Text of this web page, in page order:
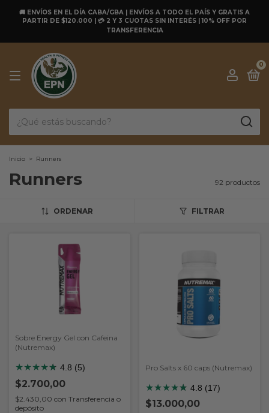
🚚 ENVÍOS EN EL DÍA CABA/GBA | ENVÍOS A TODO EL PAÍS Y GRATIS A
PARTIR DE $120.000 | 💳 2 Y 3 CUOTAS SIN INTERÉS | 10% OFF POR
TRANSFERENCIA
0
Inicio > Runners
Runners 92 productos
ORDENAR FILTRAR
Sobre Energy Gel con Cafeina
(Nutremax)
★★★★★
★ 4.8 (5)
$2.700,00
$2.430,00 con Transferencia o
depósito
Pro Salts x 60 caps (Nutremax)
★★★★★
★ 4.8 (17)
$13.000,00